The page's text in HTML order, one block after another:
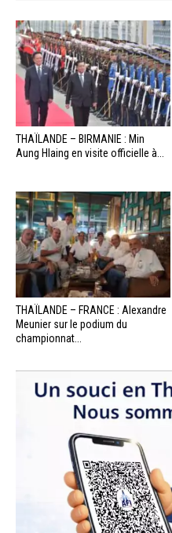
THAÏLANDE – BIRMANIE : Min
Aung Hlaing en visite officielle à...
THAÏLANDE – FRANCE : Alexandre
Meunier sur le podium du
championnat...